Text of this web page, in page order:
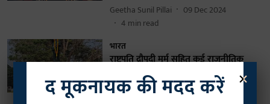
Geetha Sunil Pillai
09 Dec 2024
4 min read
भारत
राष्ट्रपति द्रौपदी मुर्मू सहित कई राजनीतिक
हस्तियों ने बाबा साहेब अंबेडकर को दी
श्रद्धांजलि ×
द मूकनायक की मदद करें